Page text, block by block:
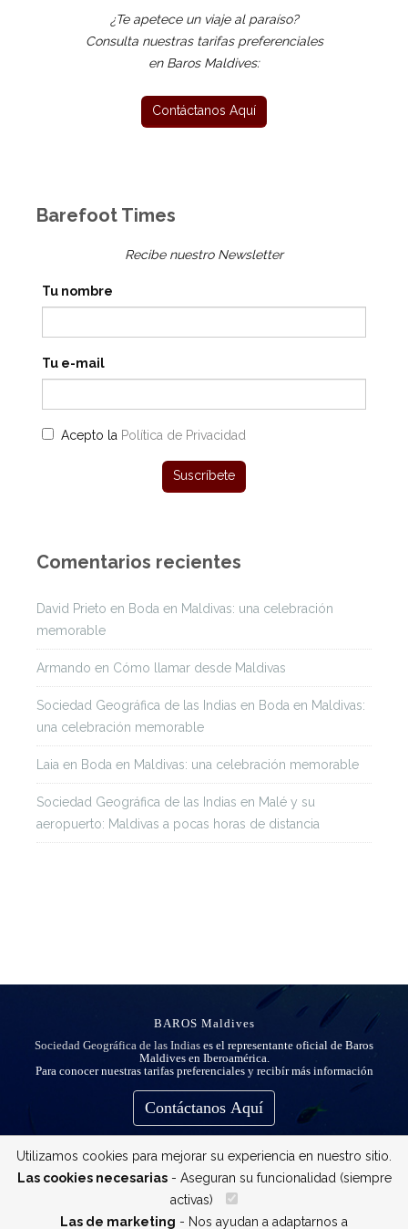
¿Te apetece un viaje al paraíso?
Consulta nuestras tarifas preferenciales
en Baros Maldives:
Barefoot Times
Recibe nuestro Newsletter
Tu nombre
Tu e-mail
Acepto la Política de Privacidad
Comentarios recientes
David Prieto en Boda en Maldivas: una celebración
memorable
Armando en Cómo llamar desde Maldivas
Sociedad Geográfica de las Indias en Boda en Maldivas:
una celebración memorable
Laia en Boda en Maldivas: una celebración memorable
Sociedad Geográfica de las Indias en Malé y su
aeropuerto: Maldivas a pocas horas de distancia
BAROS Maldives
Sociedad Geográfica de las Indias es el representante oficial de Baros
Maldives en Iberoamérica.
Para conocer nuestras tarifas preferenciales y recibír más información
Contáctanos Aquí
Utilizamos cookies para mejorar su experiencia en nuestro sitio.
Las cookies necesarias- Aseguran su funcionalidad (siempre
activas)
Las de marketing - Nos ayudan a adaptarnos a